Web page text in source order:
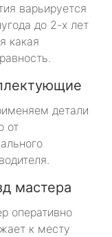
варьируется
до 2-х лет
какая
детали
от
мастера
оперативно
к месту